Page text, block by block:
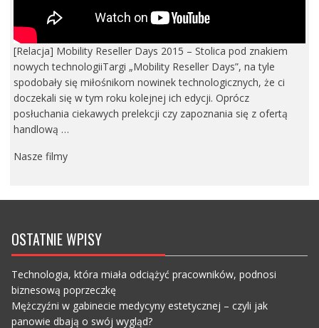
[Relacja] Mobility Reseller Days 2015 – Stolica pod znakiem
nowych technologiiTargi „Mobility Reseller Days”, na tyle
spodobały się miłośnikom nowinek technologicznych, że ci
doczekali się w tym roku kolejnej ich edycji. Oprócz
posłuchania ciekawych prelekcji czy zapoznania się z ofertą
handlową …
Nasze filmy
OSTATNIE WPISY
Technologia, która miała odciążyć pracowników, podnosi
biznesową poprzeczkę
Mężczyźni w gabinecie medycyny estetycznej – czyli jak
panowie dbają o swój wygląd?